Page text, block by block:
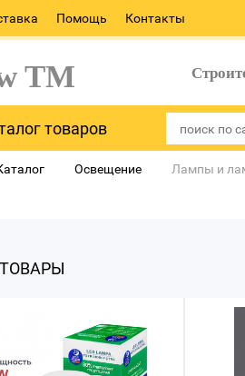
Помощь Контакты
TM
товаров
Освещение Лампы и